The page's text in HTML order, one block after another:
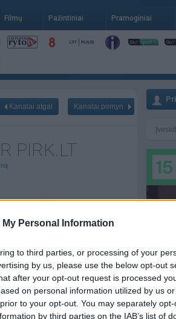
My Personal Information
to third parties, or processing of your
by us, please use the below opt-out
after your opt-out request is processed
on personal information utilized by us
to your opt-out. You may separately
by third parties on the IAB’s list of
Filmų Pažintiniai Pramoginiai
Kanalai atgal Kanalai pirmyn
PIRK.LT
07:00Reklama
08:00
09:00 Reklama
10:00Reklama